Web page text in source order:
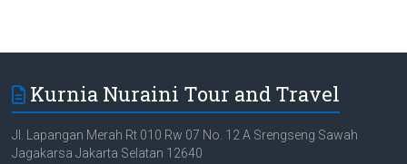
Kurnia Nuraini Tour and Travel
Jl. Lapangan Merah Rt 010 Rw 07 No. 12 A Srengseng Sawah
Jagakarsa Jakarta Selatan 12640